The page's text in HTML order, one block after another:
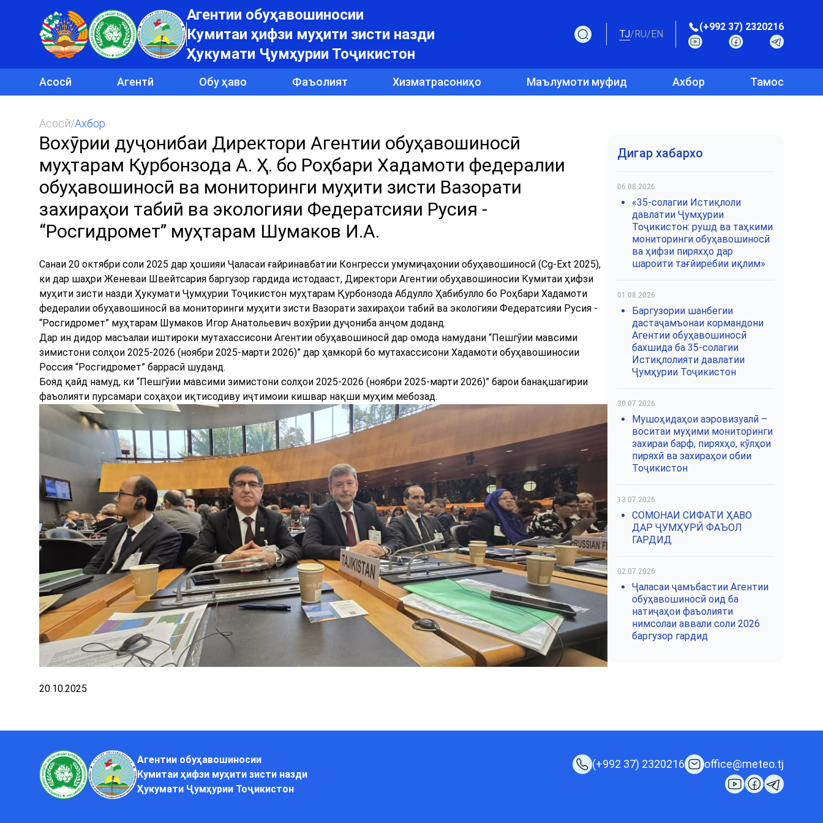
Агентии обуҳавошиносии
Кумитаи ҳифзи муҳити зисти назди
Ҳукумати Ҷумҳурии Тоҷикистон
TJ/RU/EN
(+992 37) 2320216
Асосӣ Агентӣ Обу ҳаво Фаъолият Хизматрасониҳо Маълумоти муфид Ахбор Тамос
Асосӣ/Ахбор
Вохӯрии дуҷонибаи Директори Агентии обуҳавошиносӣ
муҳтарам Қурбонзода А. Ҳ. бо Роҳбари Хадамоти федералии
обуҳавошиносӣ ва мониторинги муҳити зисти Вазорати
захираҳои табиӣ ва экологияи Федератсияи Русия -
“Росгидромет” муҳтарам Шумаков И.А.
Санаи 20 октябри соли 2025 дар ҳошияи Ҷаласаи ғайринавбатии Конгресси умумиҷаҳонии обуҳавошиносӣ (Cg-Ext 2025),
ки дар шаҳри Женеваи Швейтсария баргузор гардида истодааст, Директори Агентии обуҳавошиносии Кумитаи ҳифзи
муҳити зисти назди Ҳукумати Ҷумҳурии Тоҷикистон муҳтарам Қурбонзода Абдулло Ҳабибулло бо Роҳбари Хадамоти
федералии обуҳавошиносӣ ва мониторинги муҳити зисти Вазорати захираҳои табиӣ ва экологияи Федератсияи Русия -
“Росгидромет” муҳтарам Шумаков Игор Анатольевич вохӯрии дуҷониба анҷом доданд.
Дар ин дидор масъалаи иштироки мутахассисони Агентии обуҳавошиносӣ дар омода намудани “Пешгӯии мавсими
зимистони солҳои 2025-2026 (ноябри 2025-марти 2026)” дар ҳамкорӣ бо мутахассисони Хадамоти обуҳавошиносии
Россия “Росгидромет” баррасӣ шуданд.
Бояд қайд намуд, ки “Пешгӯии мавсими зимистони солҳои 2025-2026 (ноябри 2025-марти 2026)” барои банақшагирии
фаъолияти пурсамари соҳаҳои иқтисодиву иҷтимоии кишвар нақши муҳим мебозад.
20.10.2025
Дигар хабархо
06.08.2026
«35-солагии Истиқлоли
давлатии Ҷумҳурии
Тоҷикистон: рушд ва таҳкими
мониторинги обуҳавошиносӣ
ва ҳифзи пиряхҳо дар
шароити тағйирёбии иқлим»
01.08.2026
Баргузории шанбегии
дастаҷамъонаи кормандони
Агентии обуҳавошиносӣ
бахшида ба 35-солагии
Истиқлолияти давлатии
Ҷумҳурии Тоҷикистон
30.07.2026
Мушоҳидаҳои аэровизуалӣ –
воситаи муҳими мониторинги
захираи барф, пиряхҳо, кӯлҳои
пиряхӣ ва захираҳои обии
Тоҷикистон
13.07.2026
СОМОНАИ СИФАТИ ҲАВО
ДАР ҶУМҲУРӢ ФАЪОЛ
ГАРДИД
02.07.2026
Ҷаласаи ҷамъбастии Агентии
обуҳавошиносӣ оид ба
натиҷаҳои фаъолияти
нимсолаи аввали соли 2026
баргузор гардид
Агентии обуҳавошиносии
Кумитаи ҳифзи муҳити зисти назди
Ҳукумати Ҷумҳурии Тоҷикистон
(+992 37) 2320216 office@meteo.tj